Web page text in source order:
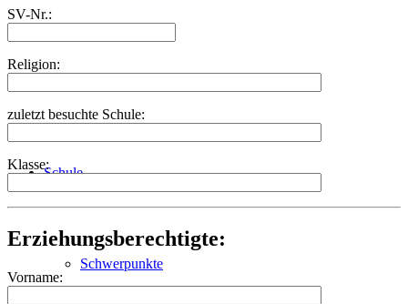
Schule
Schwerpunkte
SV-Nr.:
Religion:
zuletzt besuchte Schule:
Klasse:
Erziehungsberechtigte:
Vorname: